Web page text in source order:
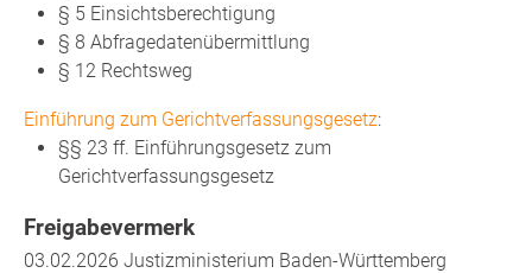
§ 5 Einsichtsberechtigung
§ 8 Abfragedatenübermittlung
§ 12 Rechtsweg
Einführung zum Gerichtverfassungsgesetz:
§§ 23 ff. Einführungsgesetz zum
Gerichtverfassungsgesetz
Freigabevermerk
03.02.2026 Justizministerium Baden-Württemberg